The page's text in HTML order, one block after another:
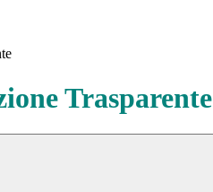
Trasparente